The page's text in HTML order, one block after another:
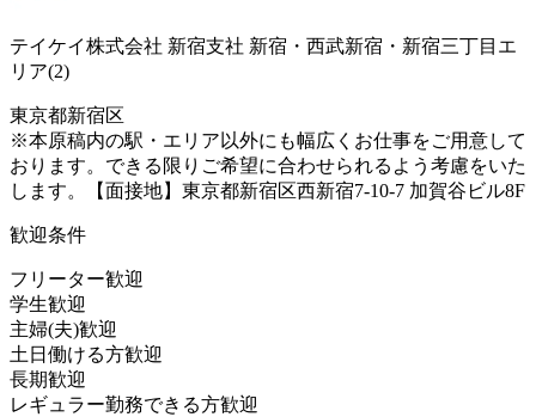
テイケイ株式会社 新宿支社 新宿・西武新宿・新宿三丁目エ
リア(2)
東京都新宿区
※本原稿内の駅・エリア以外にも幅広くお仕事をご用意して
おります。できる限りご希望に合わせられるよう考慮をいた
します。【面接地】東京都新宿区西新宿7-10-7 加賀谷ビル8F
歓迎条件
フリーター歓迎
学生歓迎
主婦(夫)歓迎
土日働ける方歓迎
長期歓迎
レギュラー勤務できる方歓迎